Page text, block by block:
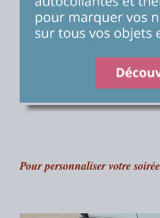
Pour personnaliser votre